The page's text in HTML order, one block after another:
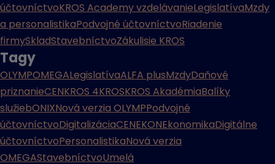
účtovníctvoKROS Academy vzdelávanieLegislatívaMzdy
a personalistikaPodvojné účtovníctvoRiadenie
firmySkladStavebníctvoZákulisie KROS
Tagy
OLYMPOMEGALegislatívaALFA plusMzdyDaňové
priznanieCENKROS 4KROSKROS AkadémiaBalíky
služiebONIXNová verzia OLYMPPodvojné
účtovníctvoDigitalizáciaCENEKONEkonomikaDigitálne
účtovníctvoPersonalistikaNová verzia
OMEGAStavebníctvoUmelá